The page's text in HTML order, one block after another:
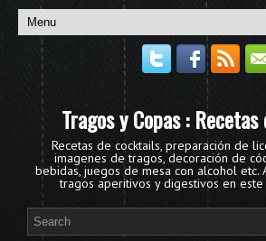
Tragos y Copas :
Recetas de cocktails, preparación de
imagenes de tragos, decoración de
bebidas, juegos de mesa con alcohol
tragos aperitivos y digestivos en